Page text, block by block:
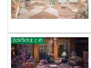
2ch/5chまとめ